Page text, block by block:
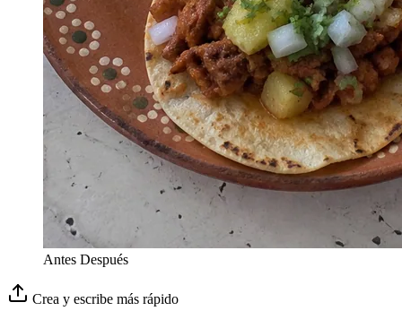
Antes Después
Crea y escribe más rápido